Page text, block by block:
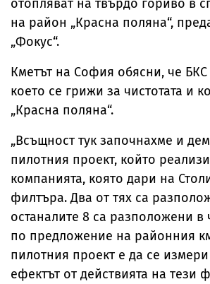
отопляват на твърдо гориво в
на район „Красна поляна“,
„Фокус“.
Кметът на София обясни, че БКС
което се грижи за чистотата и
„Красна поляна“.
„Всъщност тук започнахме и
пилотния проект, който
компанията, която дари на
филтъра. Два от тях са
останалите 8 са разположени в
по предложение на районния
пилотния проект е да се
ефектът от действията на тези